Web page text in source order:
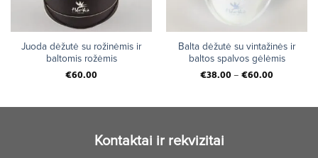
Juoda dėžutė su rožinėmis ir
baltomis rožėmis
€60.00
Balta dėžutė su vintažinės ir
baltos spalvos gėlėmis
€38.00– €60.00
Kontaktai ir rekvizitai